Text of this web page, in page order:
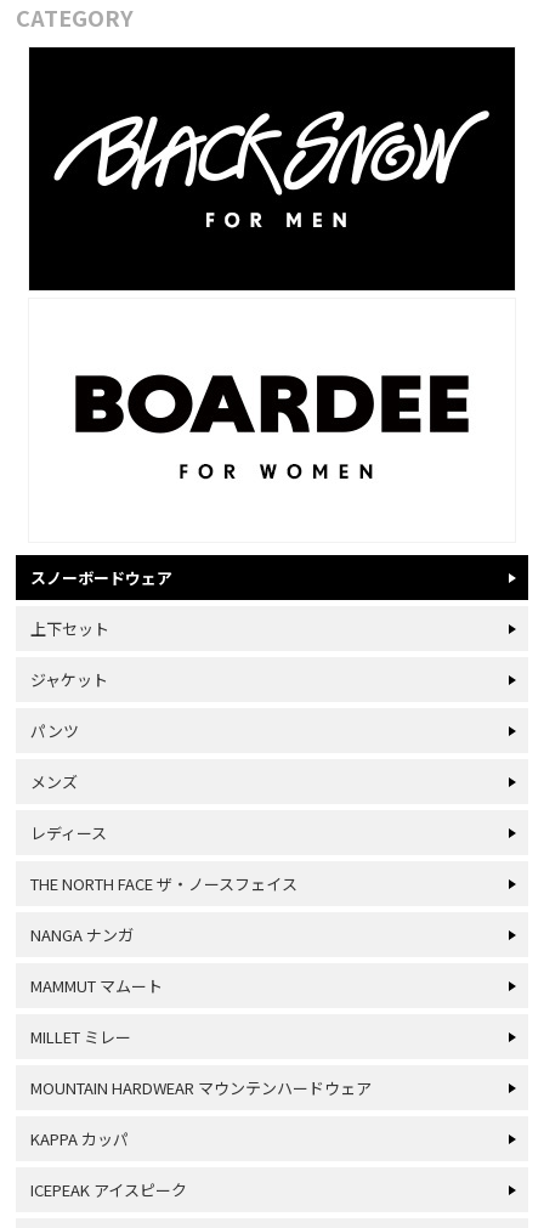
CATEGORY
スノーボードウェア
上下セット
ジャケット
パンツ
メンズ
レディース
THE NORTH FACE ザ・ノースフェイス
NANGA ナンガ
MAMMUT マムート
MILLET ミレー
MOUNTAIN HARDWEAR マウンテンハードウェア
KAPPA カッパ
ICEPEAK アイスピーク